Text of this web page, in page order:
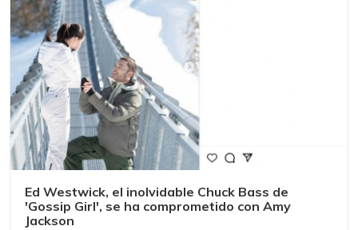
Ed Westwick, el inolvidable Chuck Bass de
'Gossip Girl', se ha comprometido con Amy
Jackson